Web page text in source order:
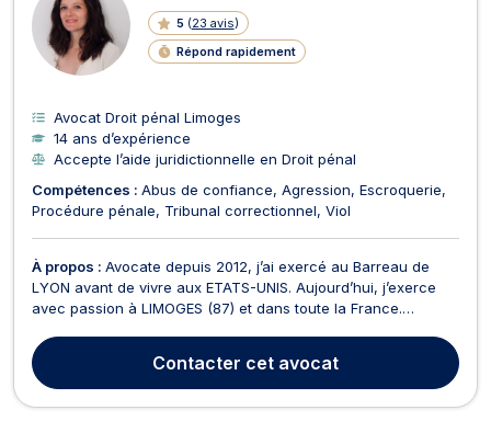
5 (23 avis)
Répond rapidement
Avocat Droit pénal Limoges
14 ans d’expérience
Accepte l’aide juridictionnelle en Droit pénal
Compétences : Abus de confiance Agression Escroquerie
Procédure pénale
Tribunal correctionnel Viol
À propos : Avocate depuis 2012, j’ai exercé au Barreau de
LYON avant de vivre aux ETATS-UNIS. Aujourd’hui, j’exerce
avec passion à LIMOGES (87) et dans toute la France.
justice et de soutien humain avec réactivité, compétence et
humanité. Droit civil Vous êtes accompagné sur ...
Contacter cet avocat